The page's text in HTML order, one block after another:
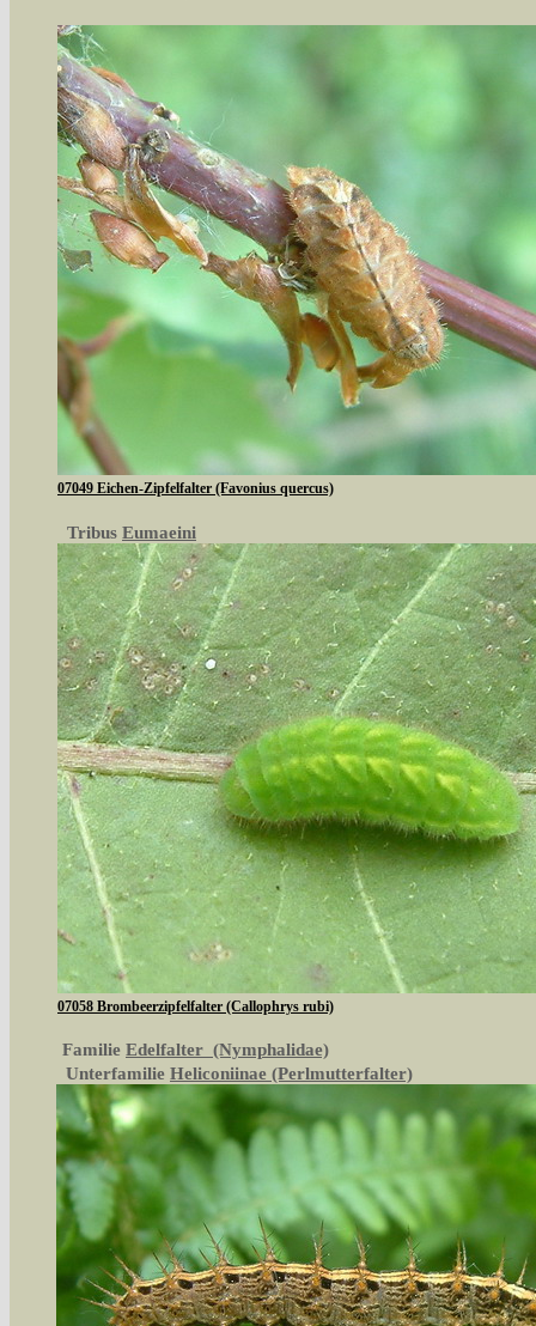
07049 Eichen-Zipfelfalter (Favonius quercus)
Tribus Eumaeini
07058 Brombeerzipfelfalter (Callophrys rubi)
Familie Edelfalter (Nymphalidae)
Unterfamilie Heliconiinae (Perlmutterfalter)